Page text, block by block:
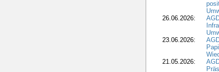
26.06.2026:
23.06.2026:
21.05.2026: